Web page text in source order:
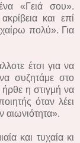
«Γειά σου».
και επί
πολύ». Για
έτσι για να
συζητάμε στο
ήρθε η στιγμή να
όταν λέει
αιωνιότητα».
και τυχαία κι